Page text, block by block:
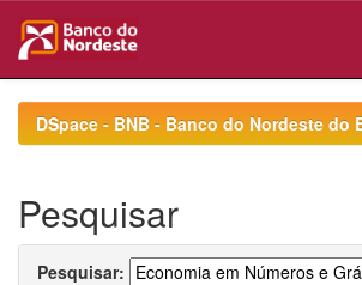
navigationDSpace - BNB - Banco do Nordeste do
Pesquisar
Pesquisar: